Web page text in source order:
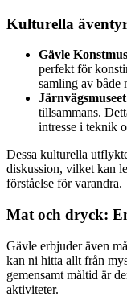
Kulturella
Gävle
perfekt för
samling av både
tillsammans.
intresse i teknik
Dessa kulturella
diskussion, vilket kan
förståelse för varandra.
Mat och dryck:
Gävle erbjuder även
kan ni hitta allt från
gemensamt måltid är
aktiviteter.